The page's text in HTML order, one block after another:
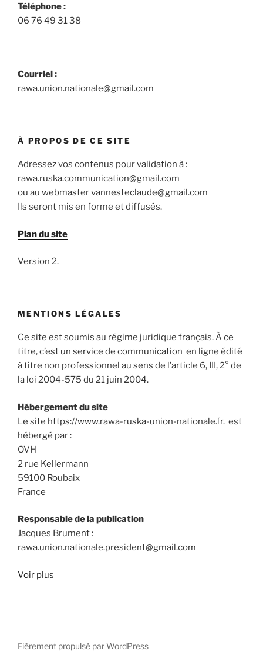
Téléphone :
06 76 49 31 38
Courriel :
rawa.union.nationale@gmail.com
À PROPOS DE CE SITE
Adressez vos contenus pour validation à :
rawa.ruska.communication@gmail.com
ou au webmaster vannesteclaude@gmail.com
Ils seront mis en forme et diffusés.
Plan du site
Version 2.
MENTIONS LÉGALES
Ce site est soumis au régime juridique français. À ce
titre, c’est un service de communication en ligne édité
à titre non professionnel au sens de l’article 6, III, 2° de
la loi 2004-575 du 21 juin 2004.
Hébergement du site
Le site https://www.rawa-ruska-union-nationale.fr. est
hébergé par :
OVH
2 rue Kellermann
59100 Roubaix
France
Responsable de la publication
Jacques Brument :
rawa.union.nationale.president@gmail.com
Voir plus
Fièrement propulsé par WordPress